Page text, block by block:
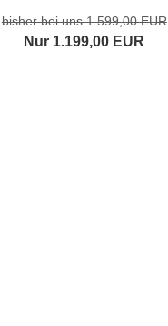
bisher bei uns 1.599,00 EUR
Nur 1.199,00 EUR